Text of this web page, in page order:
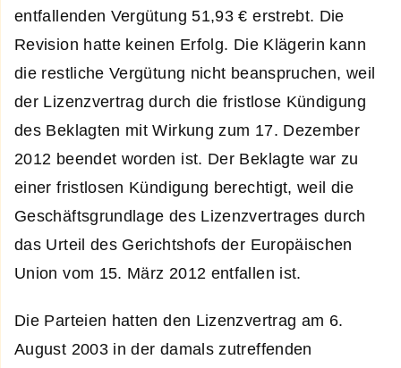
entfallenden Vergütung 51,93 € erstrebt. Die
Revision hatte keinen Erfolg. Die Klägerin kann
die restliche Vergütung nicht beanspruchen, weil
der Lizenzvertrag durch die fristlose Kündigung
des Beklagten mit Wirkung zum 17. Dezember
2012 beendet worden ist. Der Beklagte war zu
einer fristlosen Kündigung berechtigt, weil die
Geschäftsgrundlage des Lizenzvertrages durch
das Urteil des Gerichtshofs der Europäischen
Union vom 15. März 2012 entfallen ist.
Die Parteien hatten den Lizenzvertrag am 6.
August 2003 in der damals zutreffenden